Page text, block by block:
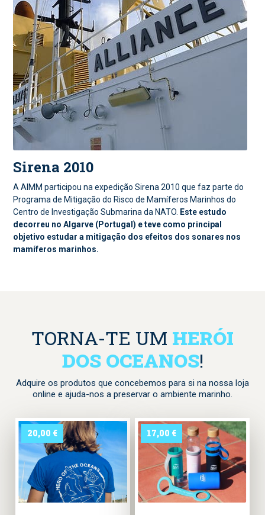
Sirena 2010
A AIMM participou na expedição Sirena 2010 que faz parte do
Programa de Mitigação do Risco de Mamíferos Marinhos do
Centro de Investigação Submarina da NATO. Este estudo
decorreu no Algarve (Portugal) e teve como principal
objetivo estudar a mitigação dos efeitos dos sonares nos
mamíferos marinhos.
TORNA-TE UM HERÓI
DOS OCEANOS!
Adquire os produtos que concebemos para si na nossa loja
online e ajuda-nos a preservar o ambiente marinho.
20,00 € 17,00 €